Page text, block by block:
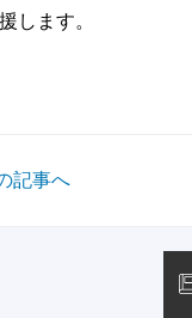
します。
記事へ